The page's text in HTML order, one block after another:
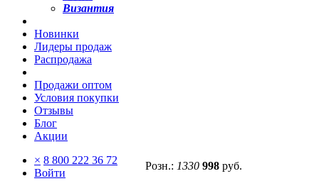
Розн.: 1330 998 руб.
Византия
Новинки
Лидеры продаж
Распродажа
Продажи оптом
Условия покупки
Отзывы
Блог
Акции
× 8 800 222 36 72
Войти